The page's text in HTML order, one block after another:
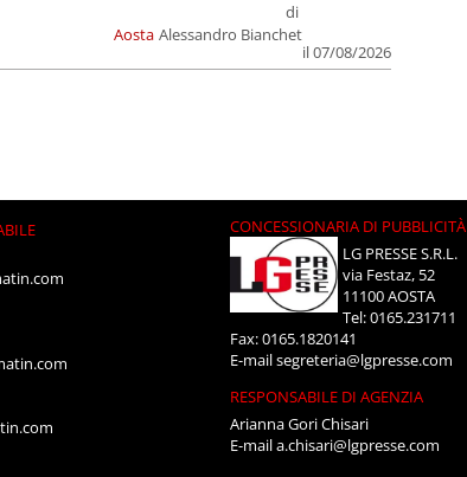
Aosta
di
Alessandro Bianchet
il 07/08/2026
CONCESSIONARIA DI PUBBLICITÀ
LG PRESSE S.R.L.
via Festaz, 52
11100 AOSTA
Tel: 0165.231711
Fax: 0165.1820141
E-mailsegreteria@lgpresse.com
RESPONSABILE DI AGENZIA
Arianna Gori Chisari
E-maila.chisari@lgpresse.com